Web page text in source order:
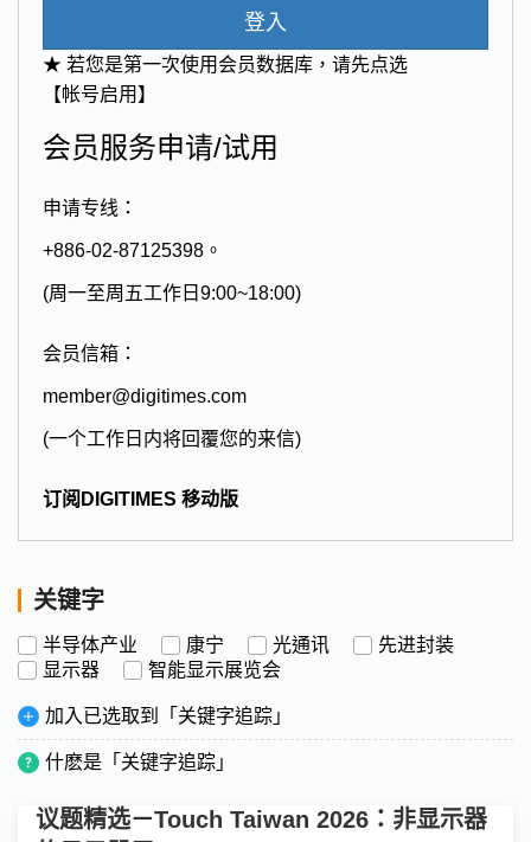
登入
★ 若您是第一次使用会员数据库，请先点选
【帐号启用】
会员服务申请/试用
申请专线：
+886-02-87125398。
(周一至周五工作日9:00~18:00)
会员信箱：
member@digitimes.com
(一个工作日内将回覆您的来信)
订阅DIGITIMES 移动版
关键字
半导体产业 康宁 光通讯
先进封装
显示器
智能显示展览会
加入已选取到「关键字追踪」
什麽是「关键字追踪」
议题精选－Touch Taiwan 2026：非显示器